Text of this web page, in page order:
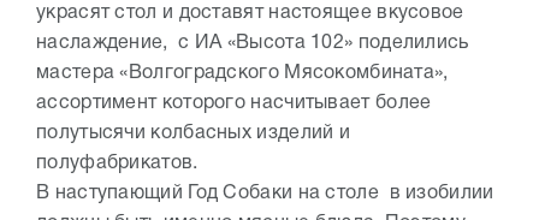
украсят стол и доставят настоящее вкусовое
наслаждение, с ИА «Высота 102» поделились
мастера «Волгоградского Мясокомбината»,
ассортимент которого насчитывает более
полутысячи колбасных изделий и
полуфабрикатов.
В наступающий Год Собаки на столе в изобилии